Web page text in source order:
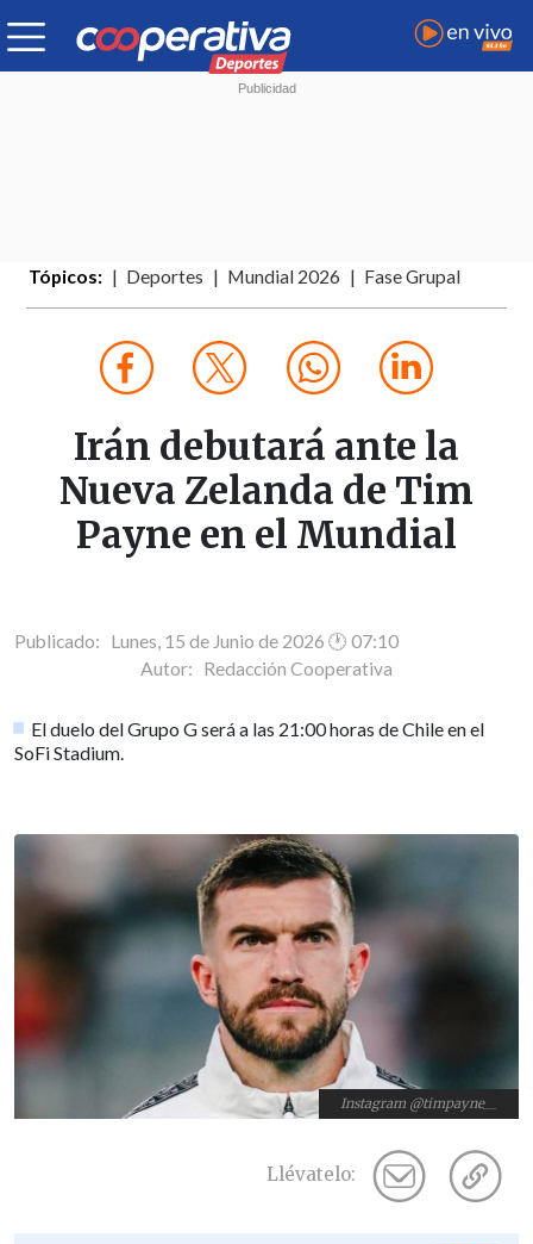
Tópicos: Deportes Mundial 2026 Fase Grupal
Irán debutará ante la
Nueva Zelanda de Tim
Payne en el Mundial
Publicado: Lunes, 15 de Junio de 2026 🕐 07:10
Autor: Redacción Cooperativa
El duelo del Grupo G será a las 21:00 horas de Chile en el
SoFi Stadium.
Instagram @timpayne__
Llévatelo: